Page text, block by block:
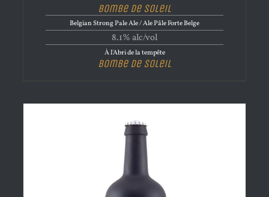
Bombe de Soleil
Belgian Strong Pale Ale / Ale Pâle Forte Belge
8.1% alc/vol
À l'Abri de la tempête
Bombe de Soleil